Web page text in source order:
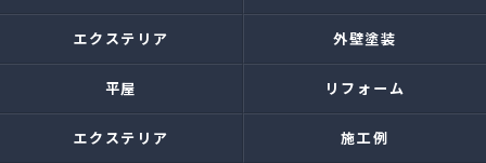
エクステリア 外壁塗装
平屋 リフォーム
エクステリア 施工例